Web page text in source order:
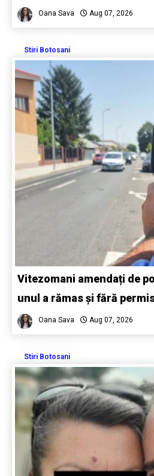
Oana Sava Aug 07, 2026
Stiri Botosani
Vitezomani amendați de
unul a rămas și fără
Oana Sava Aug 07, 2026
Stiri Botosani